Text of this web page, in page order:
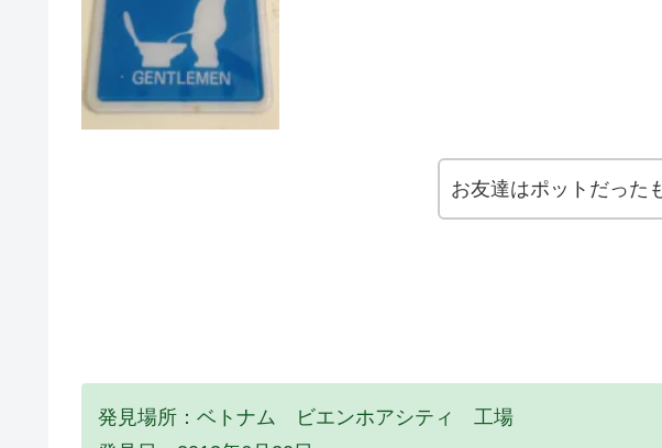
お友達はポットだった
発見場所：ベトナム ビエンホアシティ 工場